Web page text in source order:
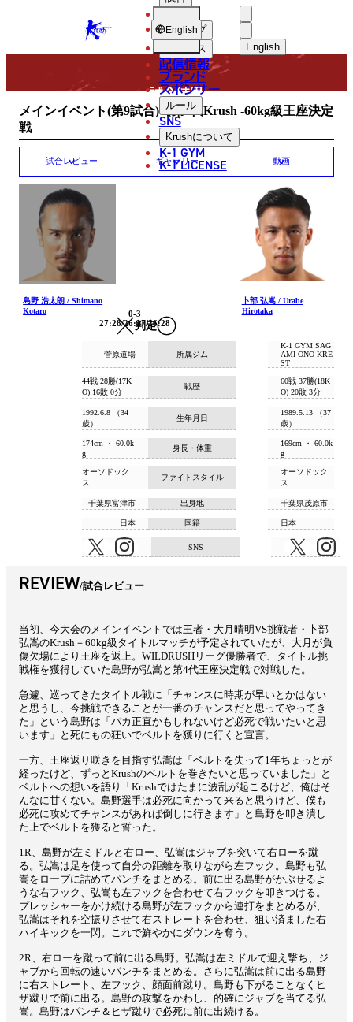
KRUSH English
ショップ
ニュース
配信情報
ブランド
スポンサー
ルール
SNS
Krushについて
K-1 GYM
K-1 LICENSE
English
MATCH RESULT
試合結果
メインイベント(第9試合)【第4代Krush -60kg級王座決定
戦
試合レビュー ギャラリー 動画
島野 浩太朗 / Shimano
Kotaro
判定
0-3
27:28/26:27/26:28
卜部 弘嵩 / Urabe
Hirotaka
所属ジム
菅原道場
K-1 GYM SAG
AMI-ONO KRE
ST
戦歴
44戦 28勝(17K
O) 16敗 0分
60戦 37勝(18K
O) 20敗 3分
生年月日
1992.6.8 （34
歳）
1989.5.13 （37
歳）
身長・体重
174cm ・ 60.0k
g
169cm ・ 60.0k
g
ファイトスタイル
オーソドック
ス
オーソドック
ス
出身地
千葉県富津市 千葉県茂原市
国籍
日本 日本
SNS
REVIEW 試合レビュー
当初、今大会のメインイベントでは王者・大月晴明VS挑戦者・卜部
弘嵩のKrush－60kg級タイトルマッチが予定されていたが、大月が負
傷欠場により王座を返上。WILDRUSHリーグ優勝者で、タイトル挑
戦権を獲得していた島野が弘嵩と第4代王座決定戦で対戦した。
急遽、巡ってきたタイトル戦に「チャンスに時期が早いとかはない
と思うし、今挑戦できることが一番のチャンスだと思ってやってき
た」という島野は「バカ正直かもしれないけど必死で戦いたいと思
います」と死にもの狂いでベルトを獲りに行くと宣言。
一方、王座返り咲きを目指す弘嵩は「ベルトを失って1年ちょっとが
経ったけど、ずっとKrushのベルトを巻きたいと思っていました」と
ベルトへの想いを語り「Krushではたまに波乱が起こるけど、俺はそ
んなに甘くない。島野選手は必死に向かって来ると思うけど、僕も
必死に攻めてチャンスがあれば倒しに行きます」と島野を叩き潰し
た上でベルトを獲ると誓った。
1R、島野が左ミドルと右ロー、弘嵩はジャブを突いて右ローを蹴
る。弘嵩は足を使って自分の距離を取りながら左フック。島野も弘
嵩をロープに詰めてパンチをまとめる。前に出る島野がかぶせるよ
うな右フック、弘嵩も左フックを合わせて右フックを叩きつける。
プレッシャーをかけ続ける島野が左フックから連打をまとめるが、
弘嵩はそれを空振りさせて右ストレートを合わせ、狙い済ました右
ハイキックを一閃。これで鮮やかにダウンを奪う。
2R、右ローを蹴って前に出る島野。弘嵩は左ミドルで迎え撃ち、ジ
ャブから回転の速いパンチをまとめる。さらに弘嵩は前に出る島野
に右ストレート、左フック、顔面前蹴り。島野も下がることなくヒ
ザ蹴りで前に出る。島野の攻撃をかわし、的確にジャブを当てる弘
嵩。島野はパンチ＆ヒザ蹴りで必死に前に出続ける。